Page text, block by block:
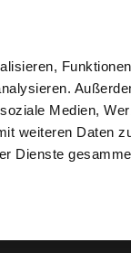
Medien,
weiteren Daten
Dienste